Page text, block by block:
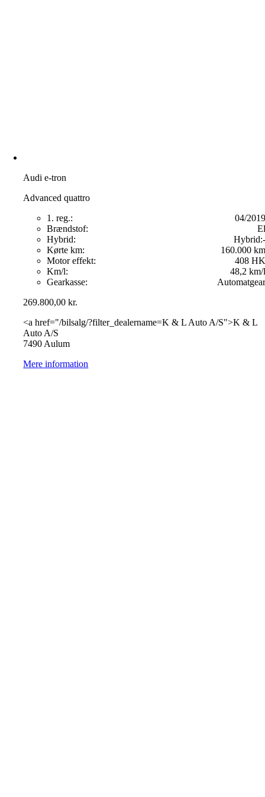
Audi e-tron
Advanced quattro
1. reg.:
04/2019
Brændstof:
El
Hybrid:
Hybrid:-
Kørte km:
160.000 km
Motor effekt:
408 HK
Km/l:
48,2 km/l
Gearkasse:
Automatgear
269.800,00kr.
<a href="/bilsalg/?filter_dealername=K & L Auto A/S">K & L
Auto A/S
7490 Aulum
Mere information